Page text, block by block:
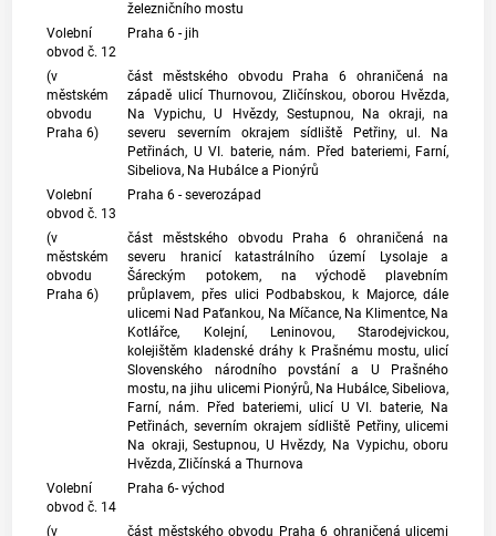
železničního mostu
Volební
obvod č. 12
Praha 6 - jih
(v
městském
obvodu
Praha 6)
část městského obvodu Praha 6 ohraničená na
západě ulicí Thurnovou, Zličínskou, oborou Hvězda,
Na Vypichu, U Hvězdy, Sestupnou, Na okraji, na
severu severním okrajem sídliště Petřiny, ul. Na
Petřinách, U VI. baterie, nám. Před bateriemi, Farní,
Sibeliova, Na Hubálce a Pionýrů
Volební
obvod č. 13
Praha 6 - severozápad
(v
městském
obvodu
Praha 6)
část městského obvodu Praha 6 ohraničená na
severu hranicí
katastrálního území Lysolaje a
Šáreckým potokem, na východě plavebním
průplavem, přes ulici Podbabskou, k Majorce, dále
ulicemi Nad Paťankou, Na Míčance, Na Klimentce, Na
Kotlářce, Kolejní, Leninovou, Starodejvickou,
kolejištěm kladenské dráhy k Prašnému mostu, ulicí
Slovenského národního povstání a U Prašného
mostu, na jihu ulicemi Pionýrů, Na Hubálce, Sibeliova,
Farní, nám. Před bateriemi, ulicí U VI. baterie, Na
Petřinách, severním okrajem sídliště Petřiny, ulicemi
Na okraji, Sestupnou, U Hvězdy, Na Vypichu, oboru
Hvězda, Zličínská a Thurnova
Volební
obvod č. 14
Praha 6- východ
(v část městského obvodu Praha 6 ohraničená ulicemi